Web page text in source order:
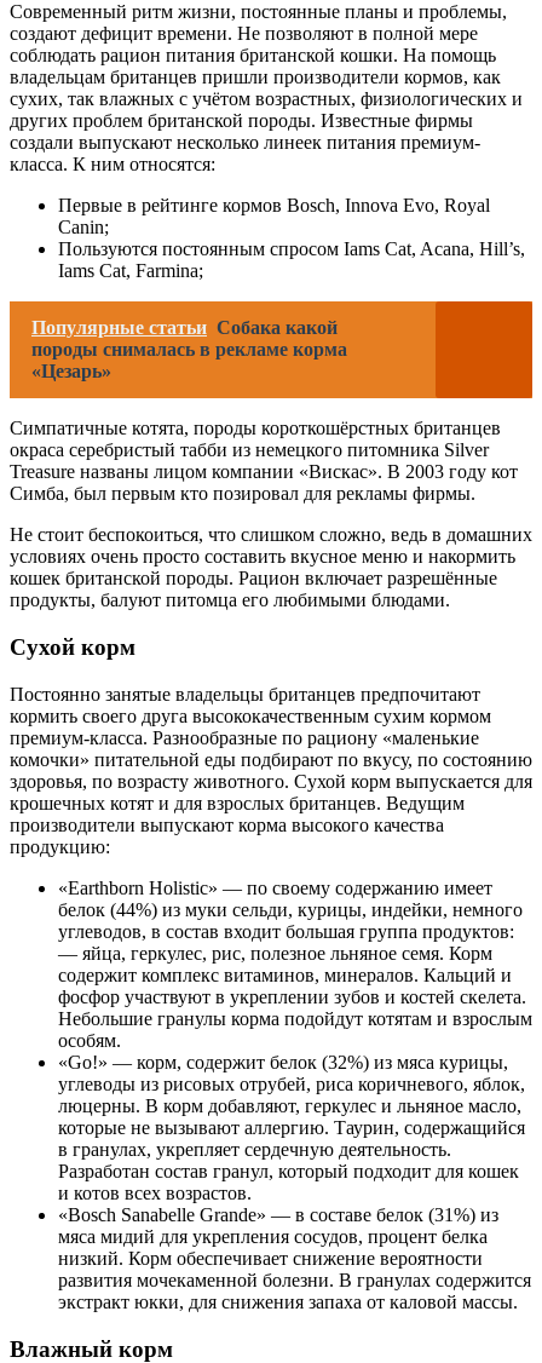
Современный ритм жизни, постоянные планы и проблемы,
создают дефицит времени. Не позволяют в полной мере
соблюдать рацион питания британской кошки. На помощь
владельцам британцев пришли производители кормов, как
сухих, так влажных с учётом возрастных, физиологических и
других проблем британской породы. Известные фирмы
создали выпускают несколько линеек питания премиум-
класса. К ним относятся:
Первые в рейтинге кормов Bosch, Innova Evo, Royal
Canin;
Пользуются постоянным спросом Iams Cat, Acana, Hill’s,
Iams Cat, Farmina;
Популярные статьи Собака какой
породы снималась в рекламе корма
«Цезарь»
Симпатичные котята, породы короткошёрстных британцев
окраса серебристый табби из немецкого питомника Silver
Treasure названы лицом компании «Вискас». В 2003 году кот
Симба, был первым кто позировал для рекламы фирмы.
Не стоит беспокоиться, что слишком сложно, ведь в домашних
условиях очень просто составить вкусное меню и накормить
кошек британской породы. Рацион включает разрешённые
продукты, балуют питомца его любимыми блюдами.
Сухой корм
Постоянно занятые владельцы британцев предпочитают
кормить своего друга высококачественным сухим кормом
премиум-класса. Разнообразные по рациону «маленькие
комочки» питательной еды подбирают по вкусу, по состоянию
здоровья, по возрасту животного. Сухой корм выпускается для
крошечных котят и для взрослых британцев. Ведущим
производители выпускают корма высокого качества
продукцию:
«Earthborn Holistic» — по своему содержанию имеет
белок (44%) из муки сельди, курицы, индейки, немного
углеводов, в состав входит большая группа продуктов:
— яйца, геркулес, рис, полезное льняное семя. Корм
содержит комплекс витаминов, минералов. Кальций и
фосфор участвуют в укреплении зубов и костей скелета.
Небольшие гранулы корма подойдут котятам и взрослым
особям.
«Go!» — корм, содержит белок (32%) из мяса курицы,
углеводы из рисовых отрубей, риса коричневого, яблок,
люцерны. В корм добавляют, геркулес и льняное масло,
которые не вызывают аллергию. Таурин, содержащийся
в гранулах, укрепляет сердечную деятельность.
Разработан состав гранул, который подходит для кошек
и котов всех возрастов.
«Bosch Sanabelle Grande» — в составе белок (31%) из
мяса мидий для укрепления сосудов, процент белка
низкий. Корм обеспечивает снижение вероятности
развития мочекаменной болезни. В гранулах содержится
экстракт юкки, для снижения запаха от каловой массы.
Влажный корм